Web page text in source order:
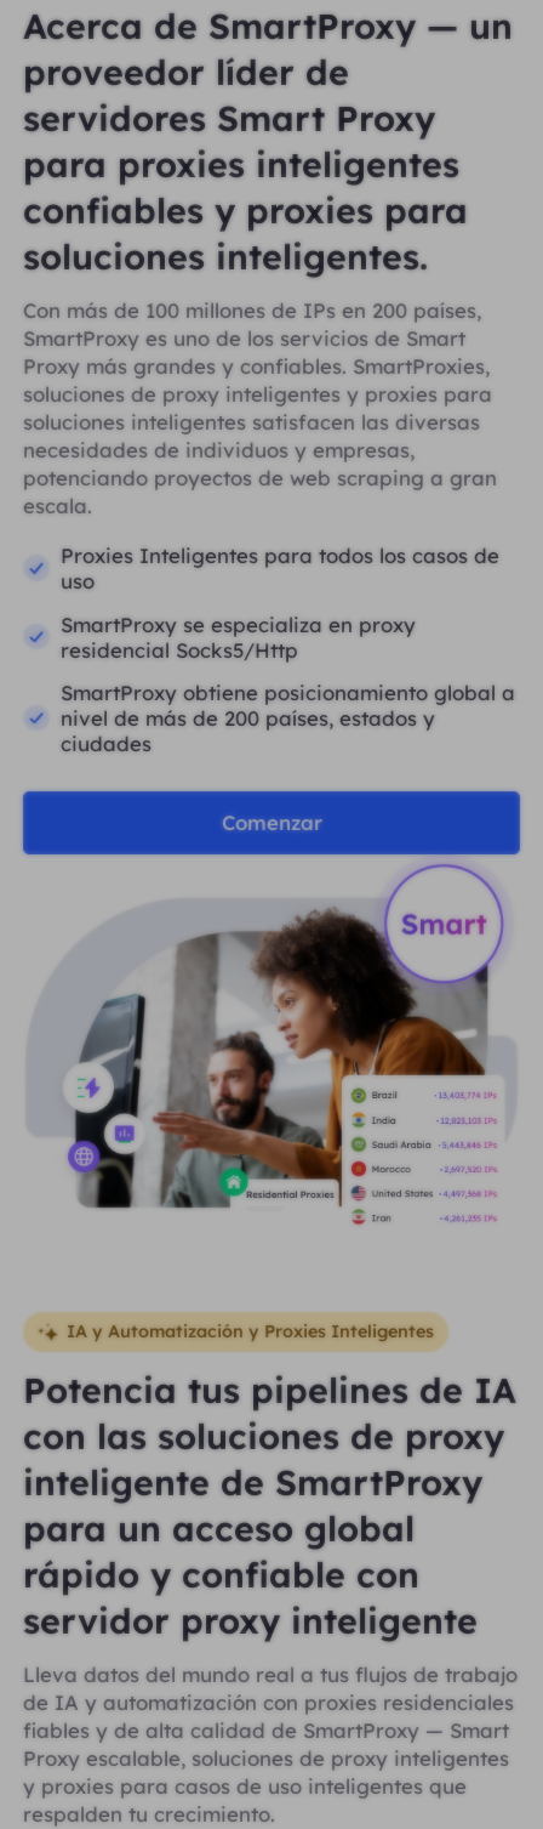
Acerca de SmartProxy — un
proveedor líder de
servidores Smart Proxy
para proxies inteligentes
confiables y proxies para
soluciones inteligentes.
Con más de 100 millones de IPs en 200 países,
SmartProxy es uno de los servicios de Smart
Proxy más grandes y confiables. SmartProxies,
soluciones de proxy inteligentes y proxies para
soluciones inteligentes satisfacen las diversas
necesidades de individuos y empresas,
potenciando proyectos de web scraping a gran
escala.
Proxies Inteligentes para todos los casos de
uso
SmartProxy se especializa en proxy
residencial Socks5/Http
SmartProxy obtiene posicionamiento global a
nivel de más de 200 países, estados y
ciudades
Comenzar
IA y Automatización y Proxies Inteligentes
Potencia tus pipelines de IA
con las soluciones de proxy
inteligente de SmartProxy
para un acceso global
rápido y confiable con
servidor proxy inteligente
Lleva datos del mundo real a tus flujos de trabajo
de IA y automatización con proxies residenciales
fiables y de alta calidad de SmartProxy — Smart
Proxy escalable, soluciones de proxy inteligentes
y proxies para casos de uso inteligentes que
respalden tu crecimiento.